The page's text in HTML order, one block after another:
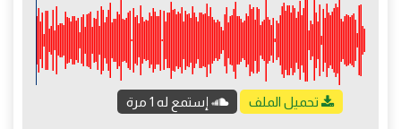
تحميل الملف إستمع له 1 مرة